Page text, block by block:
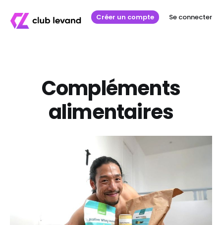
Créer un compte Se connecter
Compléments
alimentaires